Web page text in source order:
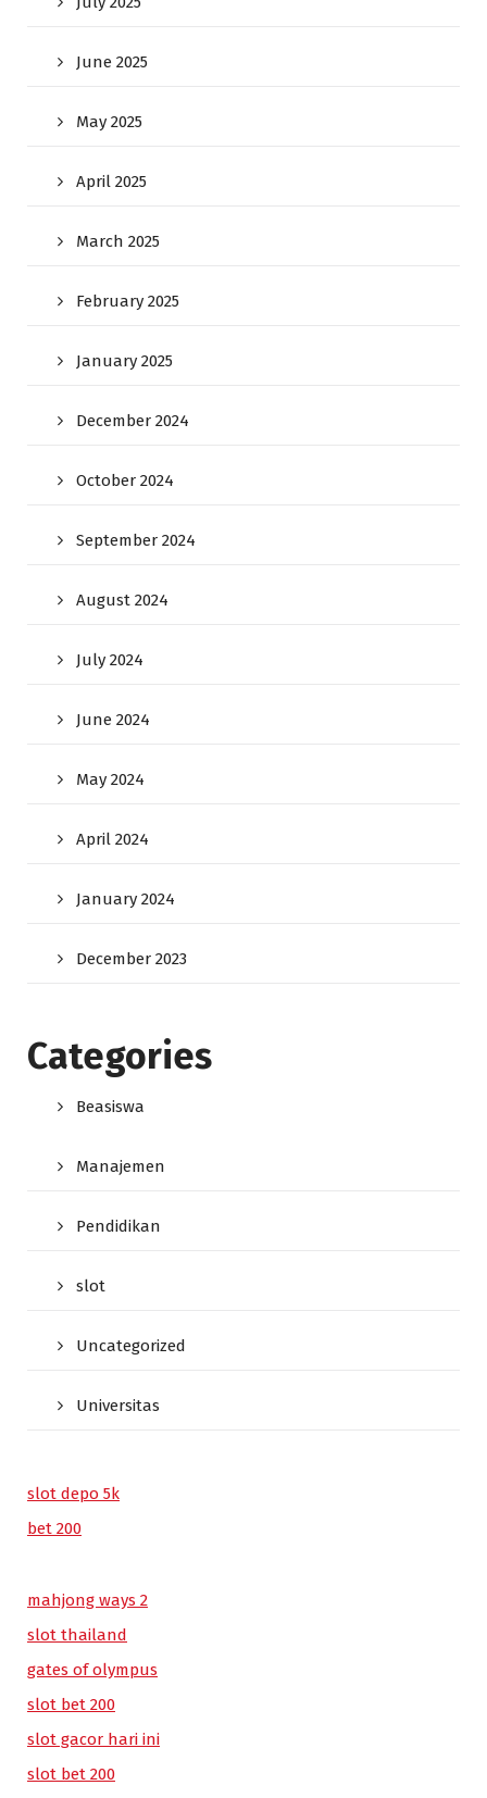
June 2025
May 2025
April 2025
March 2025
February 2025
January 2025
December 2024
October 2024
September 2024
August 2024
July 2024
June 2024
May 2024
April 2024
January 2024
December 2023
Categories
Beasiswa
Manajemen
Pendidikan
slot
Uncategorized
Universitas
slot depo 5k
bet 200
mahjong ways 2
slot thailand
gates of olympus
slot bet 200
slot gacor hari ini
slot bet 200